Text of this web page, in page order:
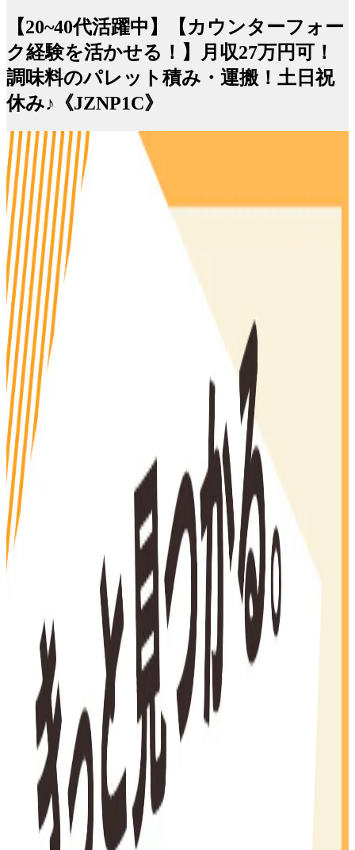
【20~40代活躍中】【カウンターフォー
ク経験を活かせる！】月収27万円可！
調味料のパレット積み・運搬！土日祝
休み♪《JZNP1C》